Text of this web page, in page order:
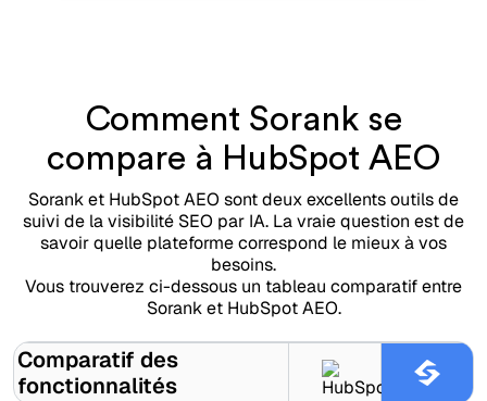
Comment Sorank se
compare à HubSpot AEO
Sorank et HubSpot AEO sont deux excellents outils de
suivi de la visibilité SEO par IA. La vraie question est de
savoir quelle plateforme correspond le mieux à vos
besoins.
Vous trouverez ci-dessous un tableau comparatif entre
Sorank et HubSpot AEO.
Comparatif des
fonctionnalités